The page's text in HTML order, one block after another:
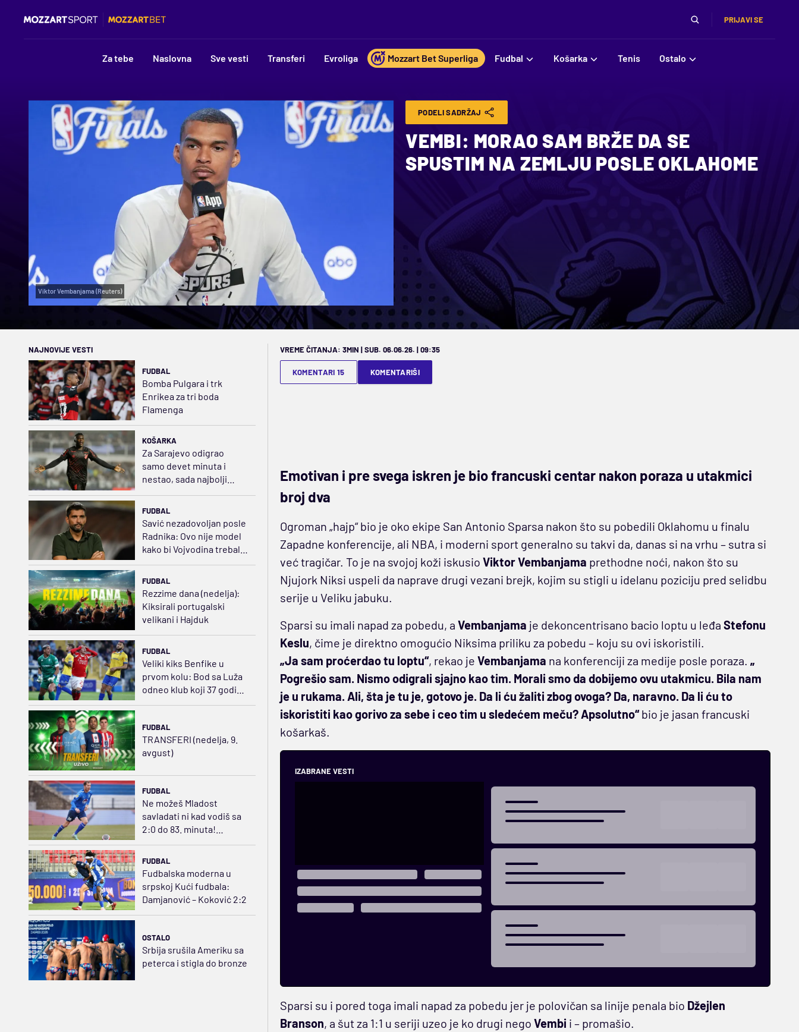
PRIJAVI SE
Za tebe Naslovna Sve vesti Transferi Evroliga Mozzart Bet Superliga Fudbal Košarka Tenis Ostalo
Viktor Vembanjama (Reuters)
PODELI SADRŽAJ
VEMBI: MORAO SAM BRŽE DA SE
SPUSTIM NA ZEMLJU POSLE OKLAHOME
NAJNOVIJE VESTI
FUDBAL
Bomba Pulgara i trk
Enrikea za tri boda
Flamenga
KOŠARKA
Za Sarajevo odigrao
samo devet minuta i
nestao, sada najbolji
FUDBAL
Savić nezadovoljan posle
Radnika: Ovo nije model
kako bi Vojvodina trebalo
da izgleda
FUDBAL
Rezzime dana (nedelja):
Kiksirali portugalski
velikani i Hajduk
FUDBAL
Veliki kiks Benfike u
prvom kolu: Bod sa Luža
odneo klub koji 37 godina
FUDBAL
TRANSFERI (nedelja, 9.
avgust)
FUDBAL
Ne možeš Mladost
savladati ni kad vodiš sa
2:0 do 83. minuta!
Ćirković sprečio Čukin
FUDBAL
Fudbalska moderna u
srpskoj Kući fudbala:
Damjanović – Koković 2:2
OSTALO
Srbija srušila Ameriku sa
peterca i stigla do bronze
VREME ČITANJA: 3MIN | SUB. 06.06.26. | 09:35
KOMENTARI 15 KOMENTARIŠI
Emotivan i pre svega iskren je bio francuski centar nakon poraza u utakmici
broj dva
Ogroman „hajp“ bio je oko ekipe San Antonio Sparsa nakon što su pobedili Oklahomu u finalu
Zapadne konferencije, ali NBA, i moderni sport generalno su takvi da, danas si na vrhu – sutra si
već tragičar. To je na svojoj koži iskusio Viktor Vembanjama prethodne noći, nakon što su
Njujork Niksi uspeli da naprave drugi vezani brejk, kojim su stigli u idelanu poziciju pred selidbu
serije u Veliku jabuku.
Sparsi su imali napad za pobedu, a Vembanjama je dekoncentrisano bacio loptu u leđa Stefonu
Keslu, čime je direktno omogućio Niksima priliku za pobedu – koju su ovi iskoristili.
„Ja sam proćerdao tu loptu“, rekao je Vembanjama na konferenciji za medije posle poraza. „
Pogrešio sam. Nismo odigrali sjajno kao tim. Morali smo da dobijemo ovu utakmicu. Bila nam
je u rukama. Ali, šta je tu je, gotovo je. Da li ću žaliti zbog ovoga? Da, naravno. Da li ću to
iskoristiti kao gorivo za sebe i ceo tim u sledećem meču? Apsolutno“bio je jasan francuski
košarkaš.
IZABRANE VESTI
Sparsi su i pored toga imali napad za pobedu jer je polovičan sa linije penala bio Džejlen
Branson, a šut za 1:1 u seriji uzeo je ko drugi nego Vembi i – promašio.